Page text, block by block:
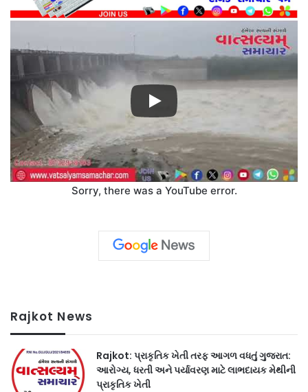
Sorry, there was a YouTube error.
Rajkot News
Rajkot: પ્રાકૃતિક ખેતી તરફ આગળ વધતું ગુજરાત:
આરોગ્ય, ધરતી અને પર્યાવરણ માટે લાભદાયક મેથીની
પ્રાકૃતિક ખેતી